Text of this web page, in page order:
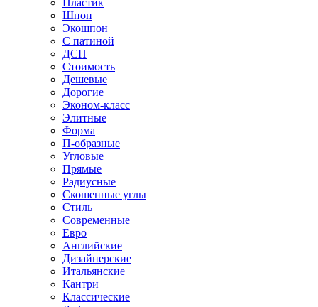
Пластик
Шпон
Экошпон
С патиной
ДСП
Стоимость
Дешевые
Дорогие
Эконом-класс
Элитные
Форма
П-образные
Угловые
Прямые
Радиусные
Скошенные углы
Стиль
Современные
Евро
Английские
Дизайнерские
Итальянские
Кантри
Классические